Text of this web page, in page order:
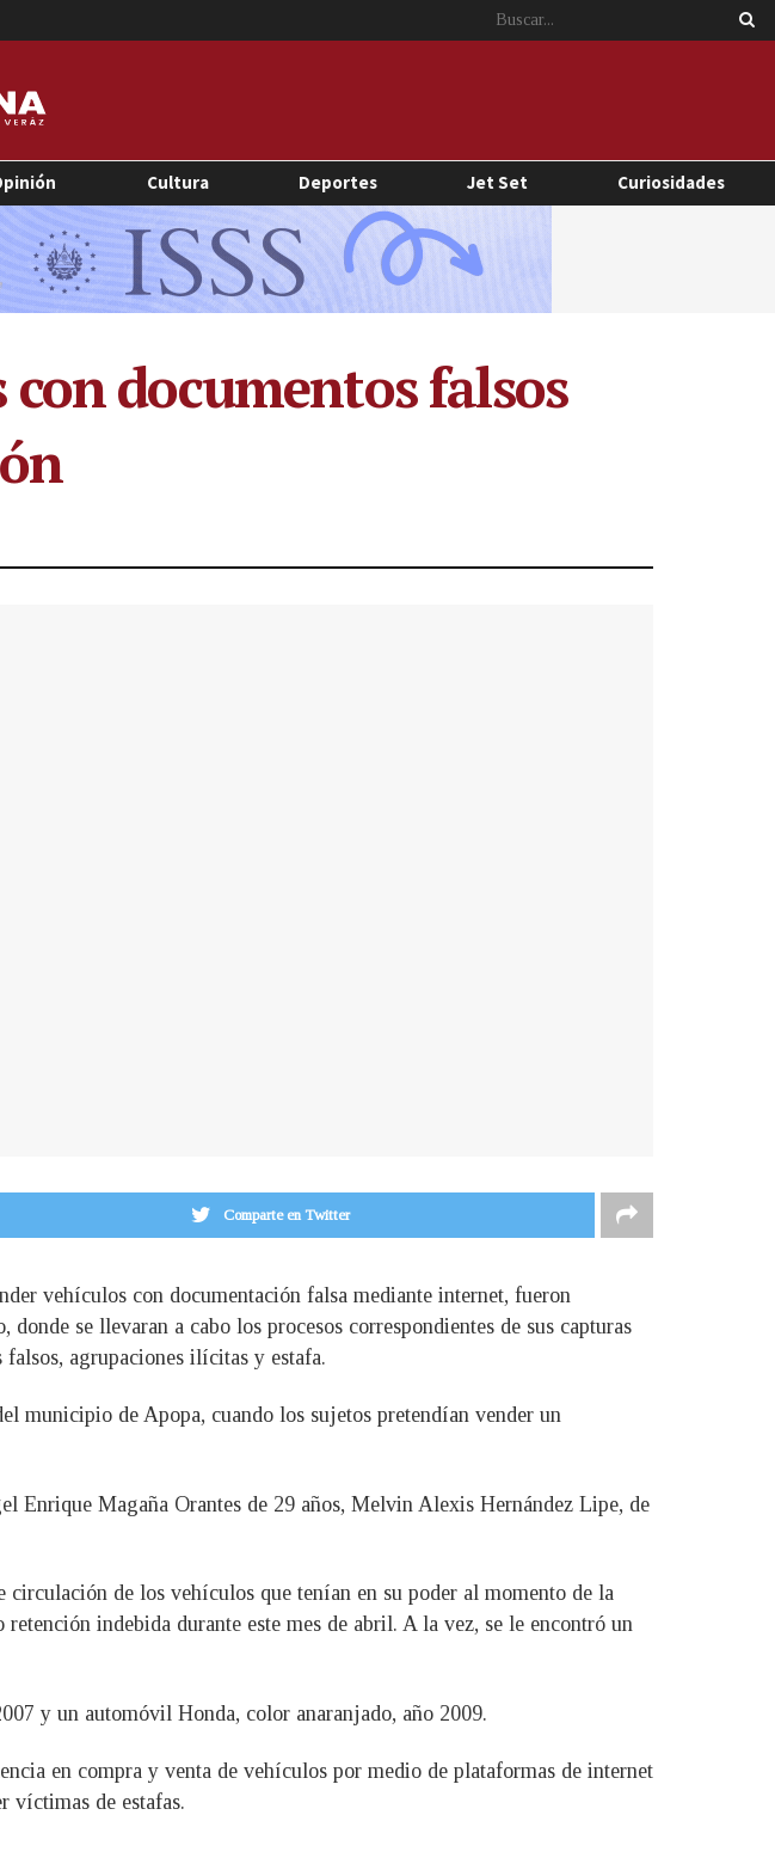
Cultura Deportes Jet Set Curiosidades
documentos falsos
Comparte en Twitter
vehículos con documentación falsa mediante internet, fueron
se llevaran a cabo los procesos correspondientes de sus capturas
agrupaciones ilícitas y estafa.
municipio de Apopa, cuando los sujetos pretendían vender un
Enrique Magaña Orantes de 29 años, Melvin Alexis Hernández Lipe, de
de los vehículos que tenían en su poder al momento de la
indebida durante este mes de abril. A la vez, se le encontró un
y un automóvil Honda, color anaranjado, año 2009.
en compra y venta de vehículos por medio de plataformas de internet
víctimas de estafas.